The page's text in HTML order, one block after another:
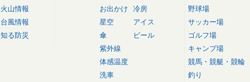
火山情報
台風情報
知る防災
お出かけ
星空
傘
紫外線
体感温度
洗車
冷房
アイス
ビール
野球場
サッカー場
ゴルフ場
キャンプ場
競馬・競艇・競輪
釣り